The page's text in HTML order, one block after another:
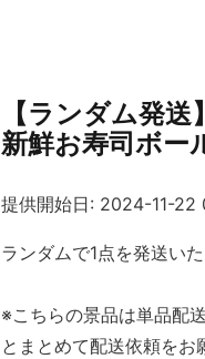
【ランダム発
新鮮お寿司ボー
提供開始日: 2024-11-22
ランダムで1点を発送い
※こちらの景品は単品配
とまとめて配送依頼をお